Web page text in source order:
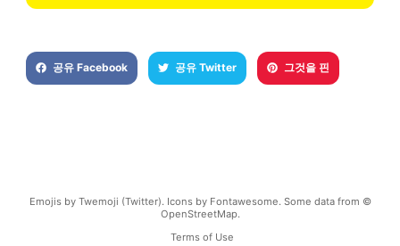
공유 Facebook 공유 Twitter 그것을 핀
Emojis by Twemoji (Twitter). Icons by Fontawesome. Some data from ©
OpenStreetMap.
Terms of Use